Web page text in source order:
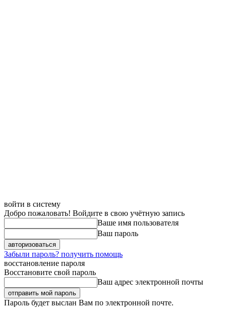
войти в систему
Добро пожаловать! Войдите в свою учётную запись
Ваше имя пользователя
Ваш пароль
Забыли пароль? получить помощь
восстановление пароля
Восстановите свой пароль
Ваш адрес электронной почты
Пароль будет выслан Вам по электронной почте.